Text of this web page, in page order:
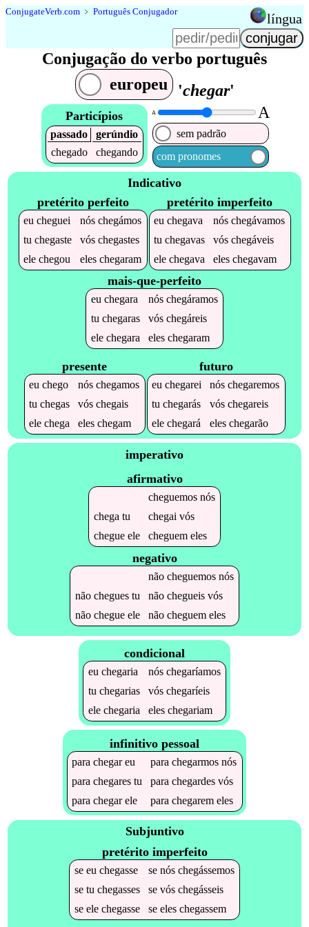
ConjugateVerb.com ﹥ Português Conjugador língua
Conjugação do verbo português
europeu
'chegar'
Particípios
passado
gerúndio
chegado
chegando
A A
sem padrão
com pronomes
Indicativo
pretérito perfeito
eucheguei nóschegámos
tuchegaste vóschegastes
elechegou eleschegaram
pretérito imperfeito
euchegava nóschegávamos
tuchegavas vóschegáveis
elechegava eleschegavam
mais-que-perfeito
eu chegara nós chegáramos
tu chegaras vós chegáreis
ele chegara eles chegaram
presente
euchego nóschegamos
tuchegas vóschegais
elechega eleschegam
futuro
euchegarei nóschegaremos
tuchegarás vóschegareis
elechegará eleschegarão
imperativo
afirmativo
cheguemosnós
chega tu chegai vós
chegueele cheguemeles
negativo
não cheguemosnós
não cheguestu não chegueisvós
não chegueele não cheguemeles
condicional
eu chegaria nós chegaríamos
tu chegarias vós chegaríeis
ele chegaria eles chegariam
infinitivo pessoal
parachegareu parachegarmos nós
parachegares tu parachegardes vós
parachegarele parachegarem eles
Subjuntivo
pretérito imperfeito
se eu chegasse se nós chegássemos
se tu chegasses se vós chegásseis
se ele chegasse se eles chegassem